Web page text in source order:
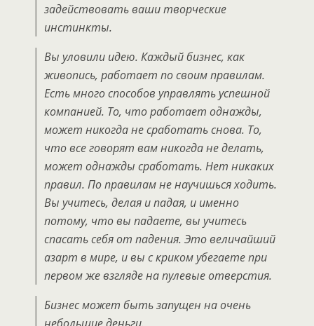
задействовать ваши творческие
инстинкты.
Вы уловили идею. Каждый бизнес, как
живопись, работает по своим правилам.
Есть много способов управлять успешной
компанией. То, что работает однажды,
может никогда не сработать снова. То,
что все говорят вам никогда не делать,
может однажды сработать. Нет никаких
правил. По правилам не научишься ходить.
Вы учитесь, делая и падая, и именно
потому, что вы падаете, вы учитесь
спасать себя от падения. Это величайший
азарт в мире, и вы с криком убегаете при
первом же взгляде на пулевые отверстия.
Бизнес может быть запущен на очень